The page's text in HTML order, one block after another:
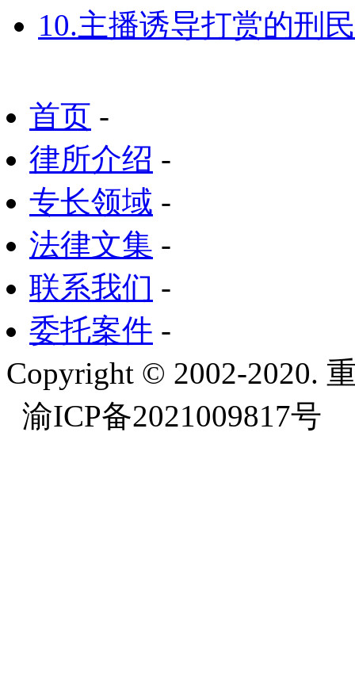
10.主播诱导打赏的刑
首页 -
律所介绍 -
专长领域 -
法律文集 -
联系我们 -
委托案件 -
Copyright © 2002-2020.
渝ICP备2021009817号